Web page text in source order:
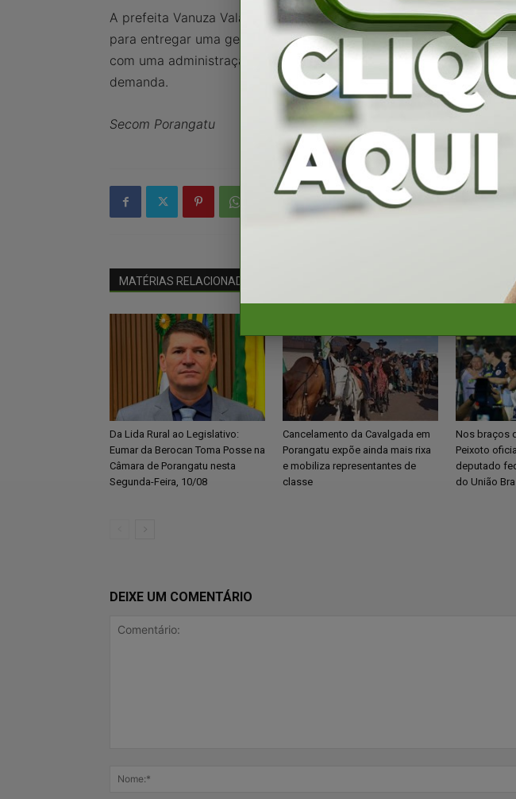
A prefeita Vanuza Valadares também celebrou o resultado: “O
para entregar uma gestão transparente e responsável ao povo de
com uma administração pública moderna, ética, eficiente e
demanda.
Secom Porangatu
MATÉRIAS RELACIONADAS
Da Lida Rural ao Legislativo:
Eumar da Berocan Toma Posse na
Câmara de Porangatu nesta
Segunda-Feira, 10/08
Cancelamento da Cavalgada em
Porangatu expõe ainda mais rixa
e mobiliza representantes de
classe
Nos braços
Peixoto
deputado
do União
DEIXE UM COMENTÁRIO